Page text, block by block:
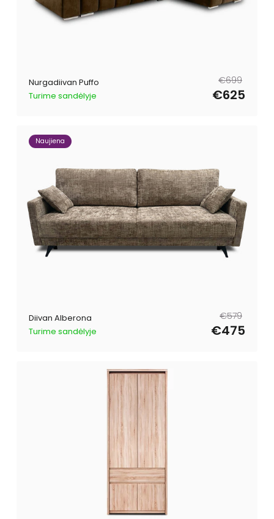
Nurgadiivan Puffo
Turime sandėlyje
Tavahind
€699
Müügihind
€625
Naujiena
Diivan Alberona
Turime sandėlyje
Tavahind
€579
Müügihind
€475